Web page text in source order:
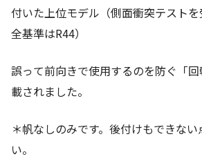
付いた上位モデル（側面衝突テスト
全基準はR44）
誤って前向きで使用するのを防ぐ「
載されました。
＊帆なしのみです。後付けもできな
い。